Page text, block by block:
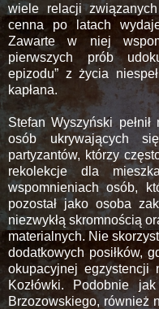
wiele relacji
cenna po latach
Zawarte w niej
pierwszych prób
epizodu” z życia
kapłana.
Stefan Wyszyński
osób ukrywających
partyzantów, którzy
rekolekcje dla
wspomnieniach osób,
pozostał jako osoba
niezwykłą skromnością
materialnych. Nie
dodatkowych posiłków,
okupacyjnej egzystencji
Kozłówki. Podobnie
Brzozowskiego, również